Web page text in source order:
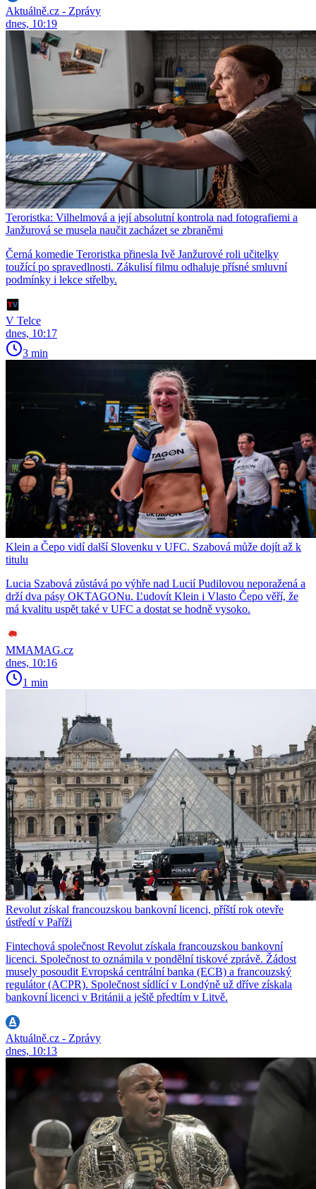
Aktuálně.cz - Zprávy
dnes, 10:19
Teroristka: Vilhelmová a její absolutní kontrola nad fotografiemi a
Janžurová se musela naučit zacházet se zbraněmi
Černá komedie Teroristka přinesla Ivě Janžurové roli učitelky
toužící po spravedlnosti. Zákulisí filmu odhaluje přísné smluvní
podmínky i lekce střelby.
V Telce
dnes, 10:17
3 min
Klein a Čepo vidí další Slovenku v UFC. Szabová může dojít až k
titulu
Lucia Szabová zůstává po výhře nad Lucií Pudilovou neporažená a
drží dva pásy OKTAGONu. Ľudovít Klein i Vlasto Čepo věří, že
má kvalitu uspět také v UFC a dostat se hodně vysoko.
MMAMAG.cz
dnes, 10:16
1 min
Revolut získal francouzskou bankovní licenci, příští rok otevře
ústředí v Paříži
Fintechová společnost Revolut získala francouzskou bankovní
licenci. Společnost to oznámila v pondělní tiskové zprávě. Žádost
musely posoudit Evropská centrální banka (ECB) a francouzský
regulátor (ACPR). Společnost sídlící v Londýně už dříve získala
bankovní licenci v Británii a ještě předtím v Litvě.
Aktuálně.cz - Zprávy
dnes, 10:13